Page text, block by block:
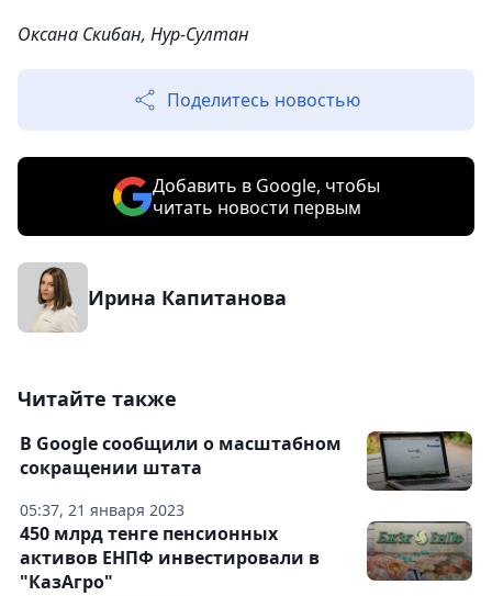
Оксана Скибан, Нур-Султан
Поделитесь новостью
Добавить в Google, чтобы
читать новости первым
Ирина Капитанова
Читайте также
05:37, 21 января 2023
В Google сообщили о масштабном
сокращении штата
450 млрд тенге пенсионных
активов ЕНПФ инвестировали в
"КазАгро"